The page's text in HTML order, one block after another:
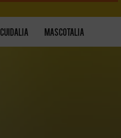
CUIDALIA MASCOTALIA